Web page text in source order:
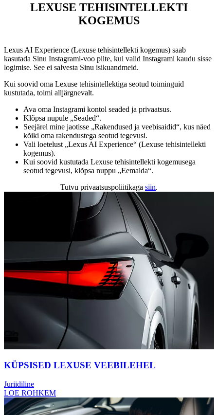
LEXUSE TEHISINTELLEKTI
KOGEMUS
Lexus AI Experience (Lexuse tehisintellekti kogemus) saab
kasutada Sinu Instagrami-voo pilte, kui valid Instagrami kaudu sisse
logimise. See ei salvesta Sinu isikuandmeid.
Kui soovid oma Lexuse tehisintellektiga seotud toiminguid
kustutada, toimi alljärgnevalt.
Ava oma Instagrami kontol seaded ja privaatsus.
Klõpsa nupule „Seaded“.
Seejärel mine jaotisse „Rakendused ja veebisaidid“, kus näed
kõiki oma rakendustega seotud tegevusi.
Vali loetelust „Lexus AI Experience“ (Lexuse tehisintellekti
kogemus).
Kui soovid kustutada Lexuse tehisintellekti kogemusega
seotud tegevusi, klõpsa nuppu „Eemalda“.
Tutvu privaatsuspoliitikaga siin.
KÜPSISED LEXUSE VEEBILEHEL
Juriidiline
LOE ROHKEM